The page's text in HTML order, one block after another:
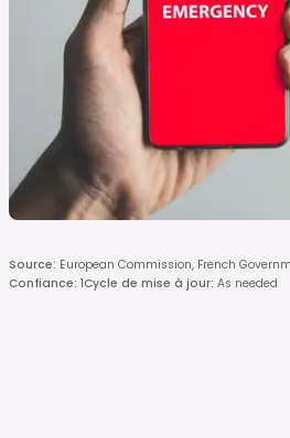
Source: European Commission, French
Confiance: 1Cycle de mise à jour: As needed